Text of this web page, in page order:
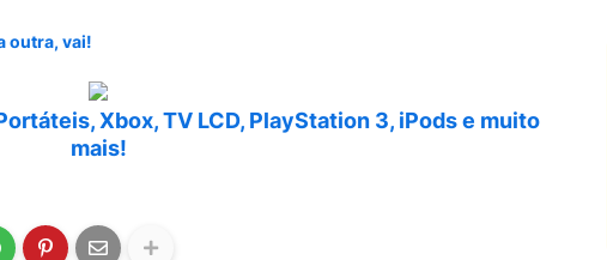
outra, vai!
Xbox, TV LCD, PlayStation 3, iPods e muito
mais!